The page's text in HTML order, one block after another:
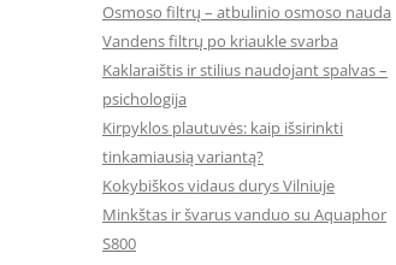
Osmoso filtrų – atbulinio osmoso nauda
Vandens filtrų po kriaukle svarba
Kaklaraištis ir stilius naudojant spalvas –
psichologija
Kirpyklos plautuvės: kaip išsirinkti
tinkamiausią variantą?
Kokybiškos vidaus durys Vilniuje
Minkštas ir švarus vanduo su Aquaphor
S800